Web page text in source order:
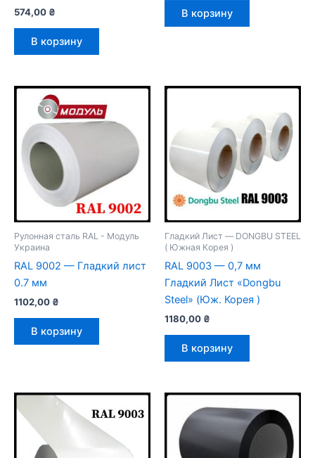
574,00 ₴
В корзину
В корзину
Рулонная сталь RAL - Модуль
Украина
RAL 9002 — Гладкий лист
0.7 мм
1102,00 ₴
В корзину
Гладкий Лист — DONGBU STEEL
( Южная Корея )
RAL 9003 — 0,7 мм
Гладкий Лист «Dongbu
Steel» (Юж. Корея )
1180,00 ₴
В корзину